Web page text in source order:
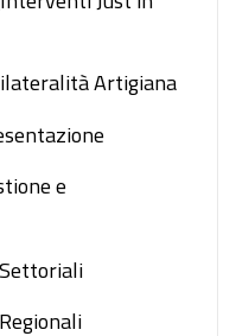
Artigiana
e